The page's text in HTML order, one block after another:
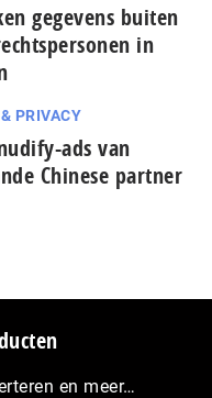
gegevens buiten
in
PRIVACY
ads van
Chinese partner
en meer…